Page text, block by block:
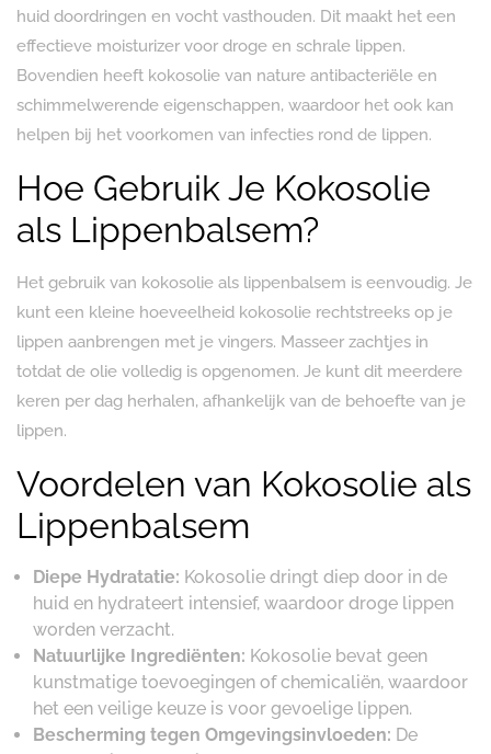
huid doordringen en vocht vasthouden. Dit maakt het een
effectieve moisturizer voor droge en schrale lippen.
Bovendien heeft kokosolie van nature antibacteriële en
schimmelwerende eigenschappen, waardoor het ook kan
helpen bij het voorkomen van infecties rond de lippen.
Hoe Gebruik Je Kokosolie
als Lippenbalsem?
Het gebruik van kokosolie als lippenbalsem is eenvoudig. Je
kunt een kleine hoeveelheid kokosolie rechtstreeks op je
lippen aanbrengen met je vingers. Masseer zachtjes in
totdat de olie volledig is opgenomen. Je kunt dit meerdere
keren per dag herhalen, afhankelijk van de behoefte van je
lippen.
Voordelen van Kokosolie als
Lippenbalsem
Diepe Hydratatie: Kokosolie dringt diep door in de
huid en hydrateert intensief, waardoor droge lippen
worden verzacht.
Natuurlijke Ingrediënten: Kokosolie bevat geen
kunstmatige toevoegingen of chemicaliën, waardoor
het een veilige keuze is voor gevoelige lippen.
Bescherming tegen Omgevingsinvloeden: De